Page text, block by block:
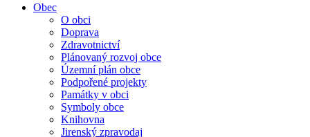
Obec
O obci
Doprava
Zdravotnictví
Plánovaný rozvoj obce
Územní plán obce
Podpořené projekty
Památky v obci
Symboly obce
Knihovna
Jirenský zpravodaj